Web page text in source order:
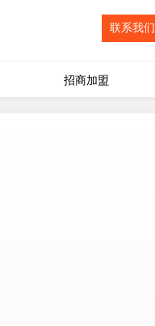
联系我们
招商加盟